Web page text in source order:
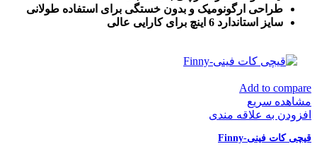
طراحی ارگونومیک و بدون خستگی برای استفاده طولانی
سایز استاندارد 6 اینچ برای کارایی عالی
Add to compare
مشاهده سریع
افزودن به علاقه مندی
قیچی کات فینی-Finny